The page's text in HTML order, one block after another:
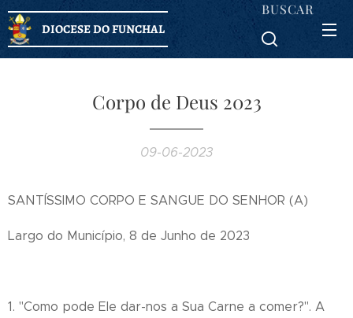
DIOCESE DO FUNCHAL
BUSCAR
Corpo de Deus 2023
09-06-2023
SANTÍSSIMO CORPO E SANGUE DO SENHOR (A)
Largo do Município, 8 de Junho de 2023
1. "Como pode Ele dar-nos a Sua Carne a comer?". A